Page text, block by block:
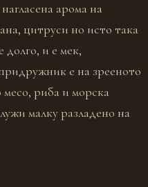
арома на
цитруси но исто така
долго, и е мек,
е на зрееното
месо, риба и морска
малку разладено на